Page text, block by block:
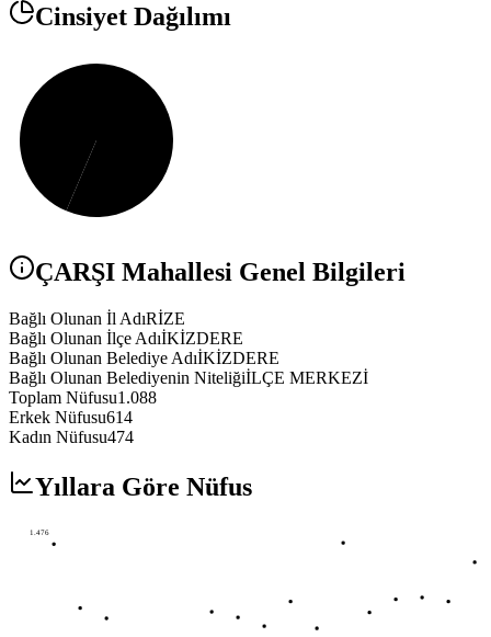
Cinsiyet Dağılımı
ÇARŞI Mahallesi Genel Bilgileri
Bağlı Olunan İl AdıRİZE
Bağlı Olunan İlçe AdıİKİZDERE
Bağlı Olunan Belediye AdıİKİZDERE
Bağlı Olunan Belediyenin NiteliğiİLÇE MERKEZİ
Toplam Nüfusu1.088
Erkek Nüfusu614
Kadın Nüfusu474
Yıllara Göre Nüfus
1.476